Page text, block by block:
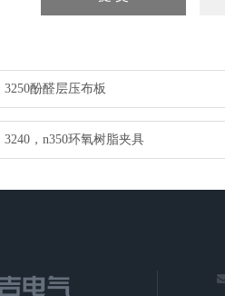
3250酚醛层压布板
3240，n350环氧树脂夹具